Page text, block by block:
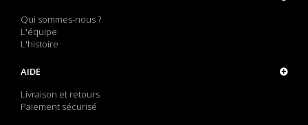
Qui sommes-nous ?
L'équipe
L'histoire
AIDE
Livraison et retours
Paiement sécurisé